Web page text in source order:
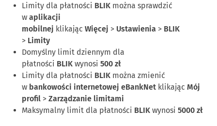
Limity dla płatności BLIK można sprawdzić
w aplikacji
mobilnej klikając Więcej > Ustawienia > BLIK
> Limity
Domyślny limit dziennym dla
płatności BLIK wynosi 500 zł
Limity dla płatności BLIK można zmienić
w bankowości internetowej eBankNet klikając Mój
profil > Zarządzanie limitami
Maksymalny limit dla płatności BLIK wynosi 5000 zł